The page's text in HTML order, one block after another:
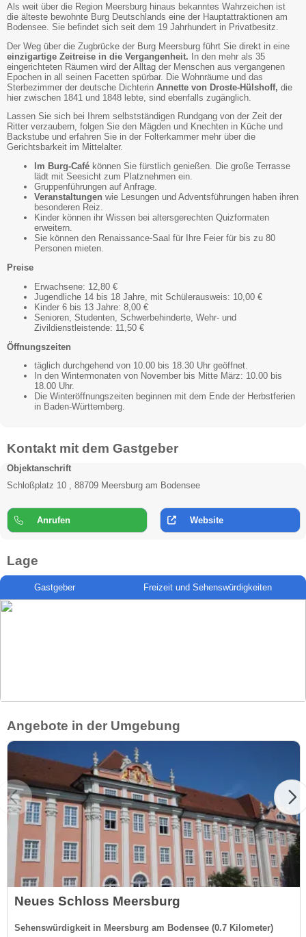
Als weit über die Region Meersburg hinaus bekanntes Wahrzeichen ist
die älteste bewohnte Burg Deutschlands eine der Hauptattraktionen am
Bodensee. Sie befindet sich seit dem 19 Jahrhundert in Privatbesitz.
Der Weg über die Zugbrücke der Burg Meersburg führt Sie direkt in eine
einzigartige Zeitreise in die Vergangenheit. In den mehr als 35
eingerichteten Räumen wird der Alltag der Menschen aus vergangenen
Epochen in all seinen Facetten spürbar. Die Wohnräume und das
Sterbezimmer der deutsche Dichterin Annette von Droste-Hülshoff, die
hier zwischen 1841 und 1848 lebte, sind ebenfalls zugänglich.
Lassen Sie sich bei Ihrem selbstständigen Rundgang von der Zeit der
Ritter verzaubern, folgen Sie den Mägden und Knechten in Küche und
Backstube und erfahren Sie in der Folterkammer mehr über die
Gerichtsbarkeit im Mittelalter.
Im Burg-Café können Sie fürstlich genießen. Die große Terrasse
lädt mit Seesicht zum Platznehmen ein.
Gruppenführungen auf Anfrage.
Veranstaltungen wie Lesungen und Adventsführungen haben ihren
besonderen Reiz.
Kinder können ihr Wissen bei altersgerechten Quizformaten
erweitern.
Sie können den Renaissance-Saal für Ihre Feier für bis zu 80
Personen mieten.
Preise
Erwachsene: 12,80 €
Jugendliche 14 bis 18 Jahre, mit Schülerausweis: 10,00 €
Kinder 6 bis 13 Jahre: 8,00 €
Senioren, Studenten, Schwerbehinderte, Wehr- und
Zivildienstleistende: 11,50 €
Öffnungszeiten
täglich durchgehend von 10.00 bis 18.30 Uhr geöffnet.
In den Wintermonaten von November bis Mitte März: 10.00 bis
18.00 Uhr.
Die Winteröffnungszeiten beginnen mit dem Ende der Herbstferien
in Baden-Württemberg.
Kontakt mit dem Gastgeber
Objektanschrift
Schloßplatz 10 , 88709 Meersburg am Bodensee
Anrufen Website
Lage
Gastgeber Freizeit und Sehenswürdigkeiten
Angebote in der Umgebung
Neues Schloss Meersburg
Sehenswürdigkeit in Meersburg am Bodensee (0.7 Kilometer)